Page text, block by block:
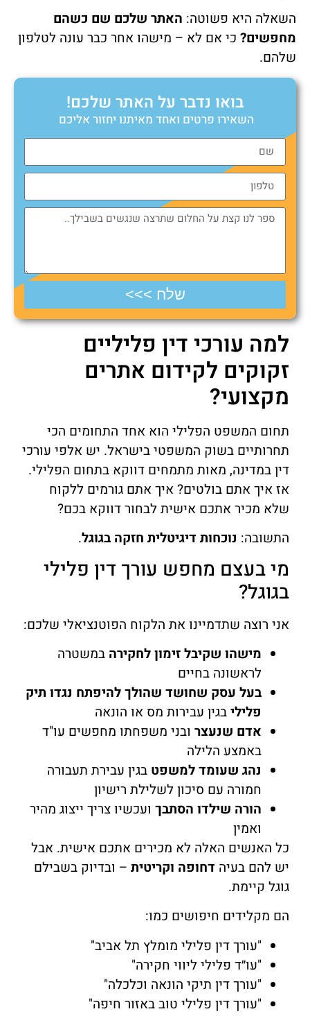
השאלה היא פשוטה: האתר שלכם שם כשהם
מחפשים? כי אם לא – מישהו אחר כבר עונה לטלפון
שלהם.
בואו נדבר על האתר שלכם!
השאירו פרטים ואחד מאיתנו יחזור אליכם
שלח >>>
למה עורכי דין פליליים
זקוקים לקידום אתרים
מקצועי?
תחום המשפט הפלילי הוא אחד התחומים הכי
תחרותיים בשוק המשפטי בישראל. יש אלפי עורכי
דין במדינה, מאות מתמחים דווקא בתחום הפלילי.
אז איך אתם בולטים? איך אתם גורמים ללקוח
שלא מכיר אתכם אישית לבחור דווקא בכם?
התשובה: נוכחות דיגיטלית חזקה בגוגל.
מי בעצם מחפש עורך דין פלילי
בגוגל?
אני רוצה שתדמיינו את הלקוח הפוטנציאלי שלכם:
מישהו שקיבל זימון לחקירה במשטרה
לראשונה בחיים
בעל עסק שחושד שהולך להיפתח נגדו תיק
פליליבגין עבירות מס או הונאה
אדם שנעצר ובני משפחתו מחפשים עו"ד
באמצע הלילה
נהג שעומד למשפט בגין עבירת תעבורה
חמורה עם סיכון לשלילת רישיון
הורה שילדו הסתבך ועכשיו צריך ייצוג מהיר
ואמין
כל האנשים האלה לא מכירים אתכם אישית. אבל
יש להם בעיה דחופה וקריטית – ובדיוק בשבילם
גוגל קיימת.
הם מקלידים חיפושים כמו:
"עורך דין פלילי מומלץ תל אביב"
"עו״ד פלילי ליווי חקירה"
"עורך דין תיקי הונאה וכלכלה"
"עורך דין פלילי טוב באזור חיפה"